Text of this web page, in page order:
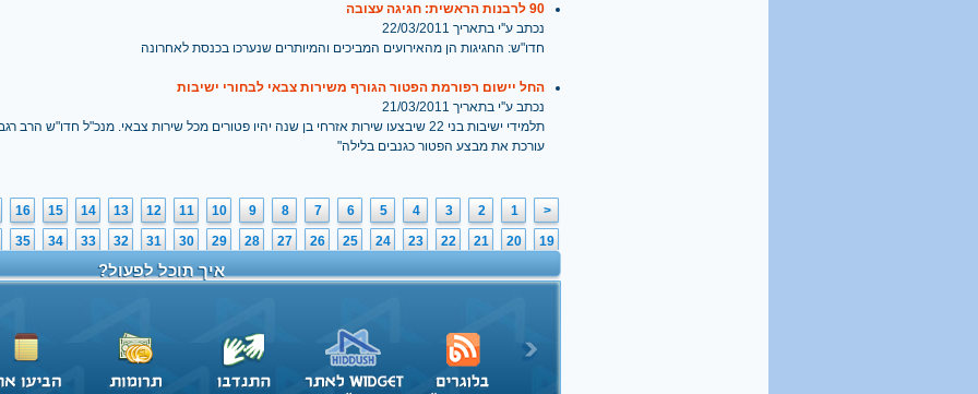
90 לרבנות הראשית: חגיגה עצובה
נכתב ע''י בתאריך 22/03/2011
חדו"ש: החגיגות הן מהאירועים המביכים והמיותרים שנערכו בכנסת לאחרונה
החל יישום רפורמת הפטור הגורף משירות צבאי לבחורי ישיבות
נכתב ע''י בתאריך 21/03/2011
תלמידי ישיבות בני 22 שיבצעו שירות אזרחי בן שנה יהיו פטורים מכל שירות צבאי. מנכ"ל חדו"ש
עורכת את מבצע הפטור כגנבים בלילה"
<
1
2
3
4
5
6
7
8
9
10
11
12
13
14
15
16
19
20
21
22
23
24
25
26
27
28
29
30
31
32
33
34
35
איך תוכל לפעול?